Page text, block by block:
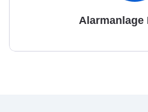
Alarmanlage